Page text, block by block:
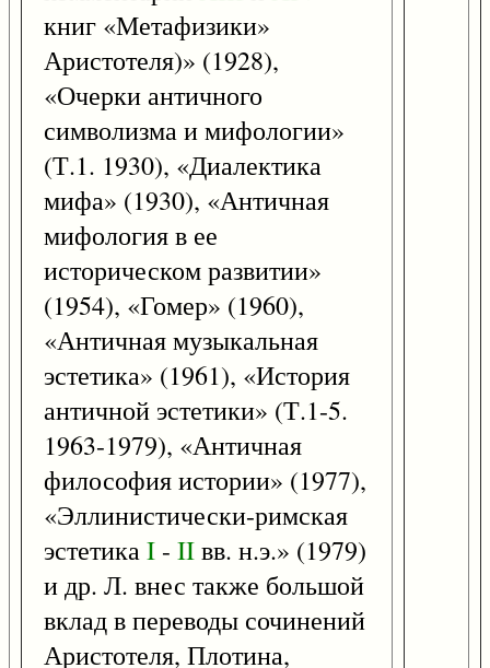
книг «Метафизики»
Аристотеля)» (1928),
«Очерки античного
символизма и мифологии»
(Т.1. 1930), «Диалектика
мифа» (1930), «Античная
мифология в ее
историческом развитии»
(1954), «Гомер» (1960),
«Античная музыкальная
эстетика» (1961), «История
античной эстетики» (Т.1-5.
1963-1979), «Античная
философия истории» (1977),
«Эллинистически-римская
эстетикаI - IIвв. н.э.» (1979)
и др. Л. внес также большой
вклад в переводы сочинений
Аристотеля, Плотина,